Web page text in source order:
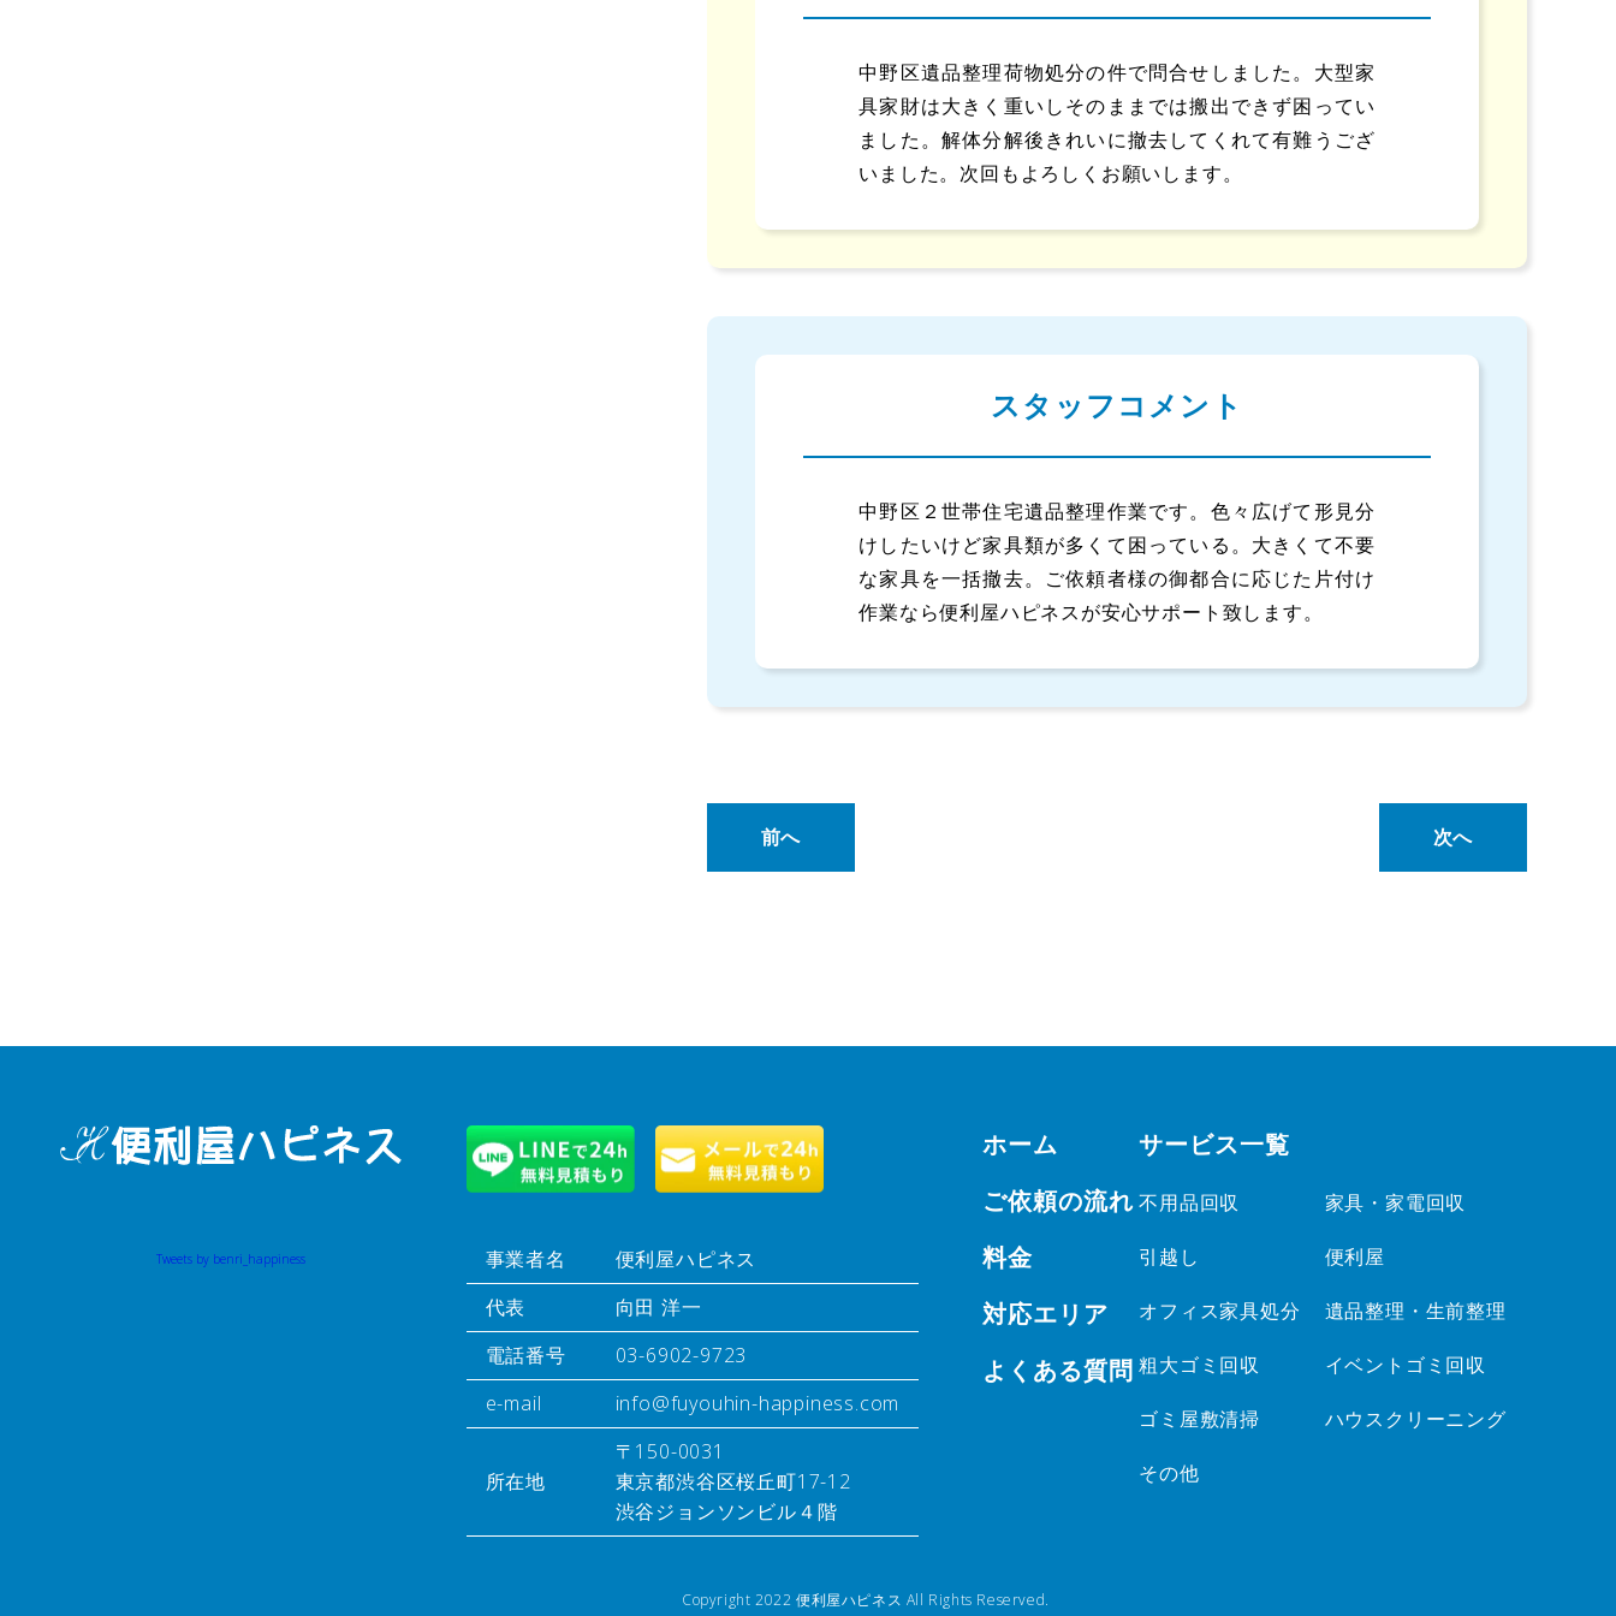
中野区遺品整理荷物処分の件で問合せしました。大型家
具家財は大きく重いしそのままでは搬出できず困ってい
ました。解体分解後きれいに撤去してくれて有難うござ
いました。次回もよろしくお願いします。
スタッフコメント
中野区２世帯住宅遺品整理作業です。色々広げて形見分
けしたいけど家具類が多くて困っている。大きくて不要
な家具を一括撤去。ご依頼者様の御都合に応じた片付け
作業なら便利屋ハピネスが安心サポート致します。
前へ 次へ
Tweets by benri_happiness 事業者名
便利屋ハピネス
代表
向田 洋一
電話番号
03-6902-9723
e-mail
info@fuyouhin-happiness.com
所在地
〒150-0031
東京都渋谷区桜丘町17-12
渋谷ジョンソンビル４階
ホーム
ご依頼の流れ
料金
対応エリア
よくある質問
サービス一覧
不用品回収 家具・家電回収
引越し 便利屋
オフィス家具処分 遺品整理・生前整理
粗大ゴミ回収 イベントゴミ回収
ゴミ屋敷清掃 ハウスクリーニング
その他
Copyright 2022 便利屋ハピネス All Rights Reserved.